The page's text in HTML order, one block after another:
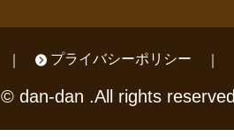
プライバシーポリシー
© dan-dan .All rights